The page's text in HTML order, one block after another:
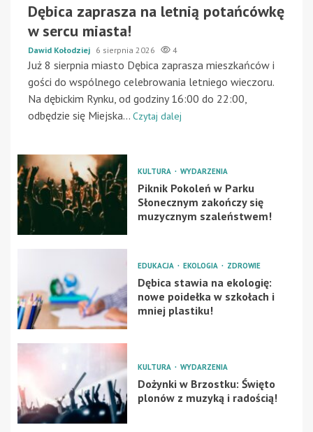
Dębica zaprasza na letnią potańcówkę
w sercu miasta!
Dawid Kołodziej 6 sierpnia 2026 4
Już 8 sierpnia miasto Dębica zaprasza mieszkańców i
gości do wspólnego celebrowania letniego wieczoru.
Na dębickim Rynku, od godziny 16:00 do 22:00,
odbędzie się Miejska... Czytaj dalej
KULTURA WYDARZENIA
Piknik Pokoleń w Parku
Słonecznym zakończy się
muzycznym szaleństwem!
EDUKACJA EKOLOGIA ZDROWIE
Dębica stawia na ekologię:
nowe poidełka w szkołach i
mniej plastiku!
KULTURA WYDARZENIA
Dożynki w Brzostku: Święto
plonów z muzyką i radością!